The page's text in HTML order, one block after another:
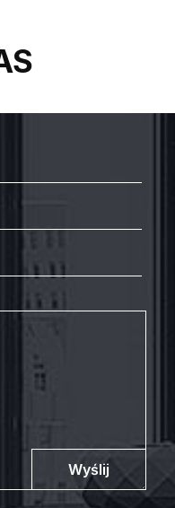
Wyślij